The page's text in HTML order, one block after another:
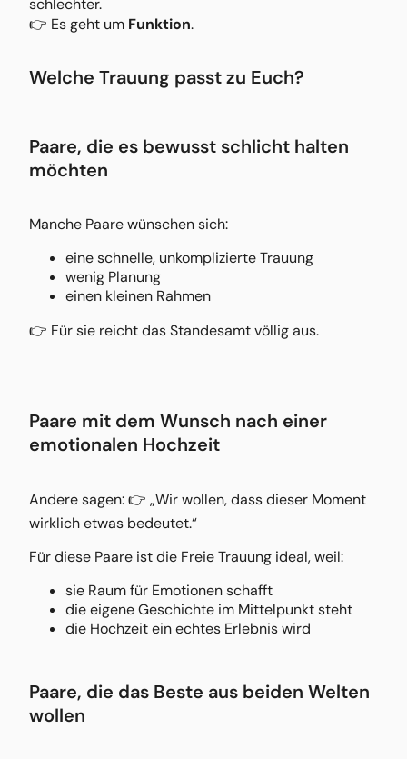
schlechter.
👉 Es geht um Funktion.
Welche Trauung passt zu Euch?
Paare, die es bewusst schlicht halten
möchten
Manche Paare wünschen sich:
eine schnelle, unkomplizierte Trauung
wenig Planung
einen kleinen Rahmen
👉 Für sie reicht das Standesamt völlig aus.
Paare mit dem Wunsch nach einer
emotionalen Hochzeit
Andere sagen: 👉 „Wir wollen, dass dieser Moment
wirklich etwas bedeutet.“
Für diese Paare ist die Freie Trauung ideal, weil:
sie Raum für Emotionen schafft
die eigene Geschichte im Mittelpunkt steht
die Hochzeit ein echtes Erlebnis wird
Paare, die das Beste aus beiden Welten
wollen